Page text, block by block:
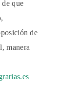
que
de
manera